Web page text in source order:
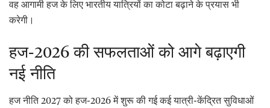
वह आगामी हज के लिए भारतीय यात्रियों का कोटा बढ़ाने के प्रयास भी
करेगी।
हज-2026 की सफलताओं को आगे बढ़ाएगी
नई नीति
हज नीति 2027 को हज-2026 में शुरू की गई कई यात्री-केंद्रित सुविधाओं